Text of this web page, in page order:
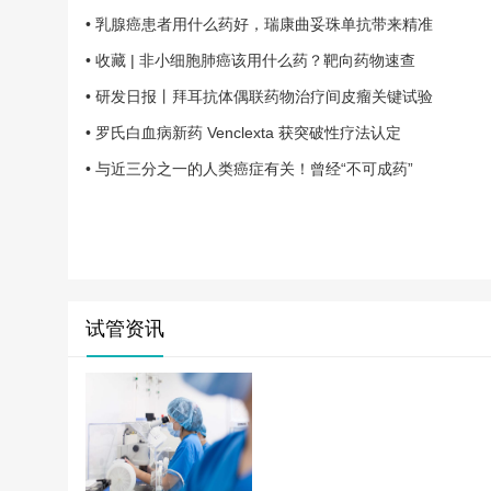
• 乳腺癌患者用什么药好，瑞康曲妥珠单抗带来精准
• 收藏 | 非小细胞肺癌该用什么药？靶向药物速查
• 研发日报丨拜耳抗体偶联药物治疗间皮瘤关键试验
• 罗氏白血病新药 Venclexta 获突破性疗法认定
• 与近三分之一的人类癌症有关！曾经“不可成药”
试管资讯